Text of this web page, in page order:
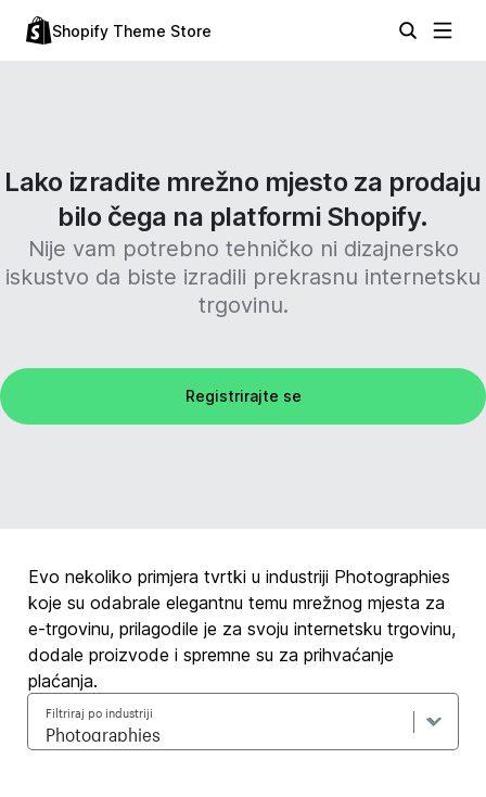
Shopify Theme Store
Lako izradite mrežno mjesto za prodaju
bilo čega na platformi Shopify.
Nije vam potrebno tehničko ni dizajnersko
iskustvo da biste izradili prekrasnu internetsku
trgovinu.
Registrirajte se
Evo nekoliko primjera tvrtki u industriji Photographies
koje su odabrale elegantnu temu mrežnog mjesta za
e-trgovinu, prilagodile je za svoju internetsku trgovinu,
dodale proizvode i spremne su za prihvaćanje
plaćanja.
Filtriraj po industriji